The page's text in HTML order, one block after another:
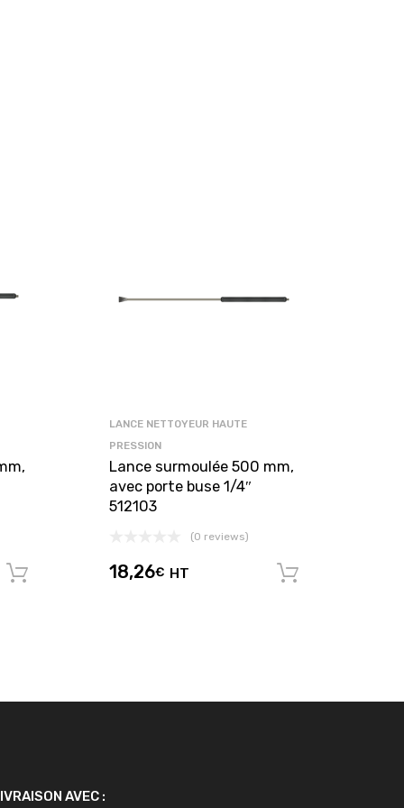
Ajouter au panier
LANCE NETTOYEUR HAUTE
PRESSION
Lance surmoulée 500 mm,
avec porte buse 1/4″
512103
(0 reviews)
18,26€ HT
AVEC :